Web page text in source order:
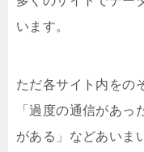
います。
ただ各サイト内をの
「過度の通信があ
がある」などあいま